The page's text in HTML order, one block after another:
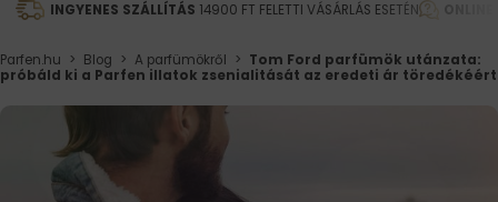
INGYENES SZÁLLÍTÁS 14900 FT FELETTI VÁSÁRLÁS ESETÉN
Parfen.hu > Blog > A parfümökről > Tom Ford parfümök utánzata:
próbáld ki a Parfen illatok zsenialitását az eredeti ár töredékéért